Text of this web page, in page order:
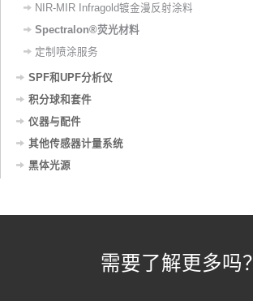
NIR-MIR Infragold镀金漫反射涂料
Spectralon®荧光材料
定制喷涂服务
SPF和UPF分析仪
积分球和套件
仪器与配件
其他传感器计量系统
黑体光源
需要了解更多吗？